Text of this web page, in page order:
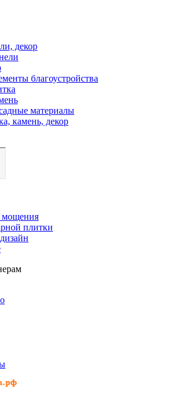
декор
благоустройства
материалы
камень, декор
мощения
плитки